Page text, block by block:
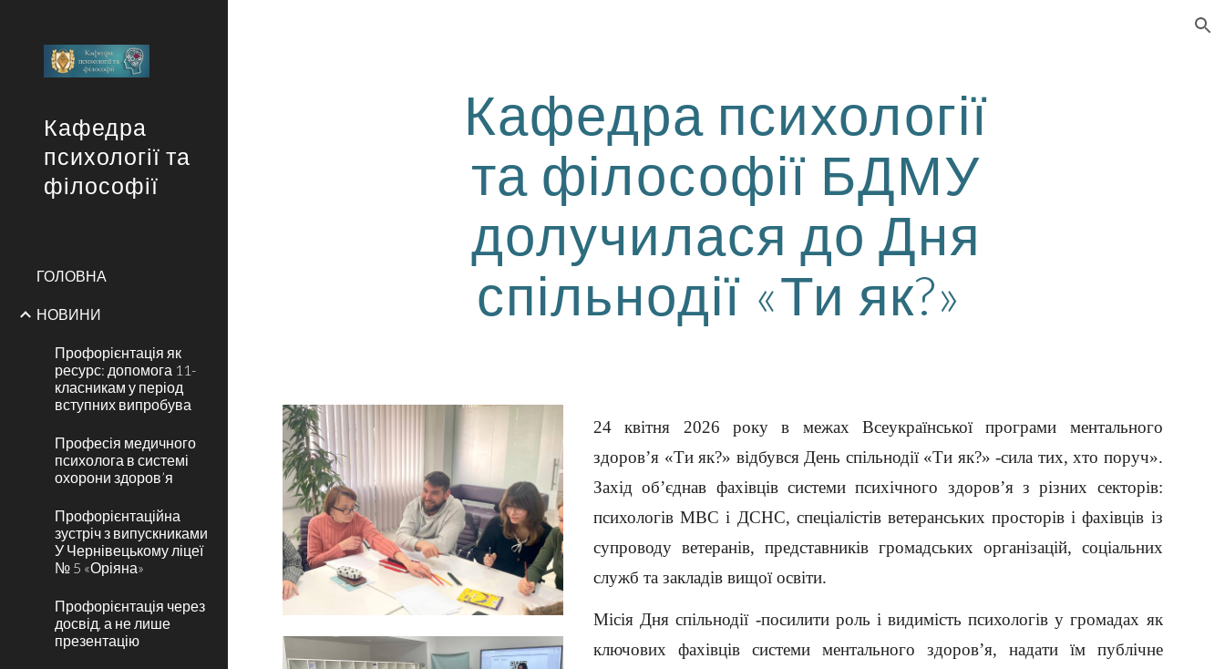
Кафедра
психології та
філософії
ГОЛОВНА
НОВИНИ
Профорієнтація як
ресурс: допомога 11-
класникам у період
вступних випробува
Професія медичного
психолога в системі
охорони здоров’я
Профорієнтаційна
зустріч з випускниками
У Чернівецькому ліцеї
№ 5 «Оріяна»
Профорієнтація через
досвід, а не лише
презентацію
Кафедра психології
та філософії БДМУ
долучилася до Дня
спільнодії «Ти як?»
24 квітня 2026 року в межах Всеукраїнської програми ментального
здоров’я «Ти як?» відбувся День спільнодії «Ти як?» -сила тих, хто поруч».
Захід об’єднав фахівців системи психічного здоров’я з різних секторів:
психологів МВС і ДСНС, спеціалістів ветеранських просторів і фахівців із
супроводу ветеранів, представників громадських організацій, соціальних
служб та закладів вищої освіти.
Місія Дня спільнодії -посилити роль і видимість психологів у громадах як
ключових фахівців системи ментального здоров’я, надати їм публічне